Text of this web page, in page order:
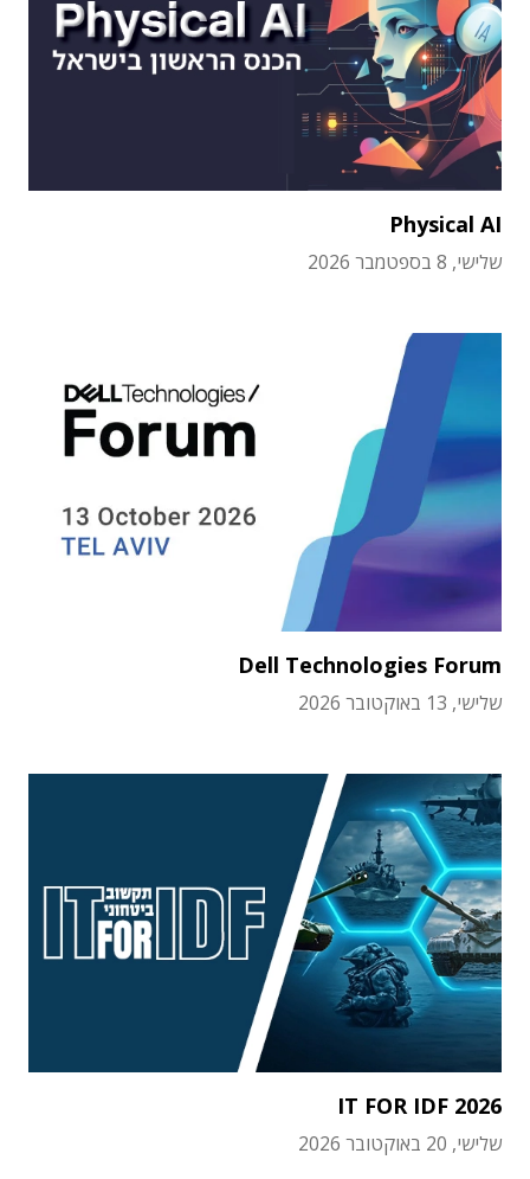
Physical AI
שלישי, 8 בספטמבר 2026
Dell Technologies Forum
שלישי, 13 באוקטובר 2026
IT FOR IDF 2026
שלישי, 20 באוקטובר 2026